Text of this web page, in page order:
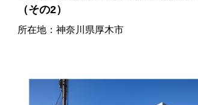
（その2）
所在地：神奈川県厚木市